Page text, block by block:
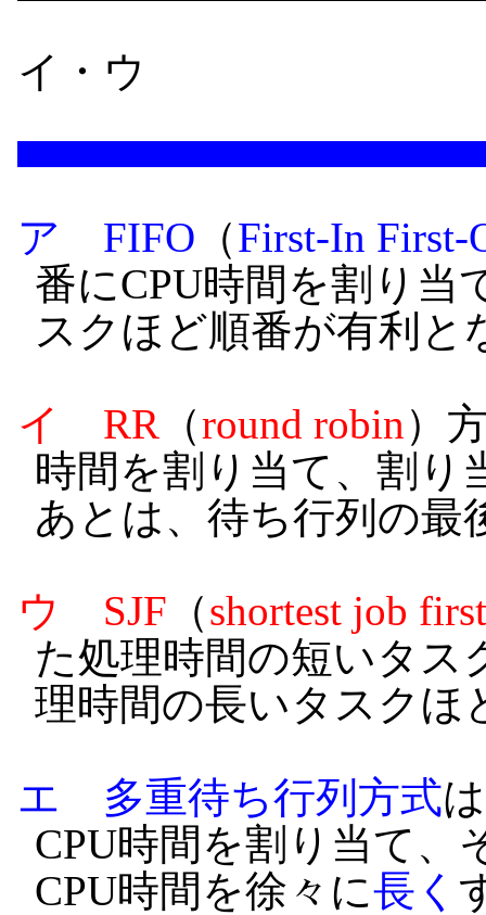
イ・ウ
ア FIFO （First-In First-
番にCPU時間を割り当
スクほど順番が有利と
イ
RR （round robin）
時間を割り当て、割り
あとは、待ち行列の最
ウ
SJF （shortest job first
た処理時間の短いタス
理時間の長いタスクほ
エ
多重待ち行列方式
CPU時間を割り当て、
CPU時間を徐々に長く